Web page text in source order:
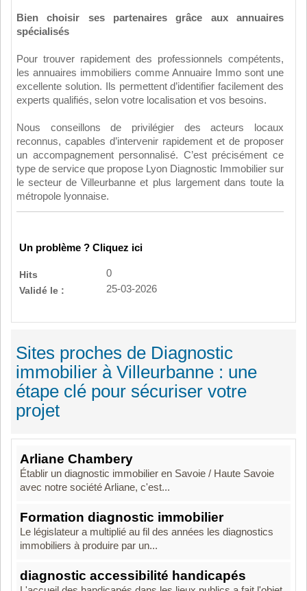
Bien choisir ses partenaires grâce aux annuaires
spécialisés
Pour trouver rapidement des professionnels compétents,
les annuaires immobiliers comme Annuaire Immo sont une
excellente solution. Ils permettent d’identifier facilement des
experts qualifiés, selon votre localisation et vos besoins.
Nous conseillons de privilégier des acteurs locaux
reconnus, capables d’intervenir rapidement et de proposer
un accompagnement personnalisé. C’est précisément ce
type de service que propose Lyon Diagnostic Immobilier sur
le secteur de Villeurbanne et plus largement dans toute la
métropole lyonnaise.
Un problème ? Cliquez ici
Hits
0
Validé le :
25-03-2026
Sites proches de Diagnostic
immobilier à Villeurbanne : une
étape clé pour sécuriser votre
projet
Arliane Chambery
Établir un diagnostic immobilier en Savoie / Haute Savoie
avec notre société Arliane, c'est...
Formation diagnostic immobilier
Le législateur a multiplié au fil des années les diagnostics
immobiliers à produire par un...
diagnostic accessibilité handicapés